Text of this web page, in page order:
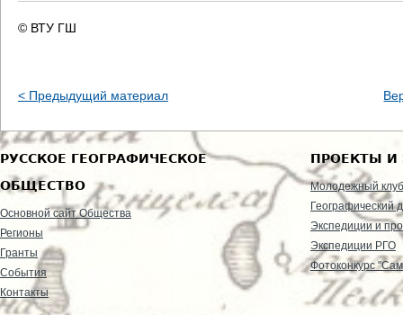
© ВТУ ГШ
< Предыдущий материал
РУССКОЕ ГЕОГРАФИЧЕСКОЕ
ОБЩЕСТВО
Основной сайт Общества
Регионы
Гранты
События
Контакты
ПРОЕКТЫ И
Молодежный клуб
Географический
Экспедиции и
Экспедиции РГО
Фотоконкурс